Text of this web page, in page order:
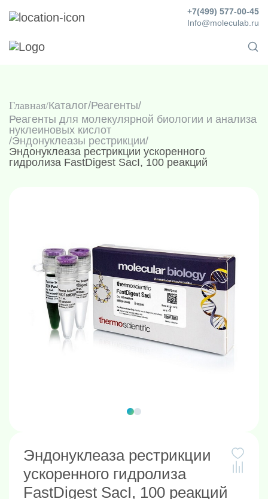
Info@moleculab.ru
+7(499) 577-00-45
Главная Каталог/Реагенты/
Реагенты для молекулярной биологии и анализа
нуклеиновых кислот
/Эндонуклеазы рестрикции/
Эндонуклеаза рестрикции ускоренного
гидролиза FastDigest SacI, 100 реакций
Эндонуклеаза рестрикции
ускоренного гидролиза
FastDigest SacI, 100 реакций